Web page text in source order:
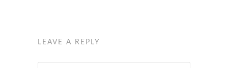
LEAVE A REPLY